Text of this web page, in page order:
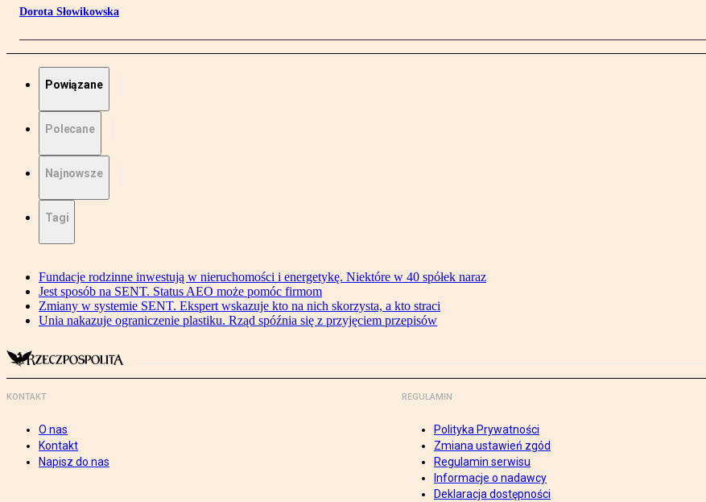
Dorota Słowikowska
Powiązane
Polecane
Najnowsze
Tagi
Fundacje rodzinne inwestują w nieruchomości i energetykę. Niektóre w 40 spółek naraz
Jest sposób na SENT. Status AEO może pomóc firmom
Zmiany w systemie SENT. Ekspert wskazuje kto na nich skorzysta, a kto straci
Unia nakazuje ograniczenie plastiku. Rząd spóźnia się z przyjęciem przepisów
KONTAKT
O nas
Kontakt
Napisz do nas
REGULAMIN
Polityka Prywatności
Zmiana ustawień zgód
Regulamin serwisu
Informacje o nadawcy
Deklaracja dostępności